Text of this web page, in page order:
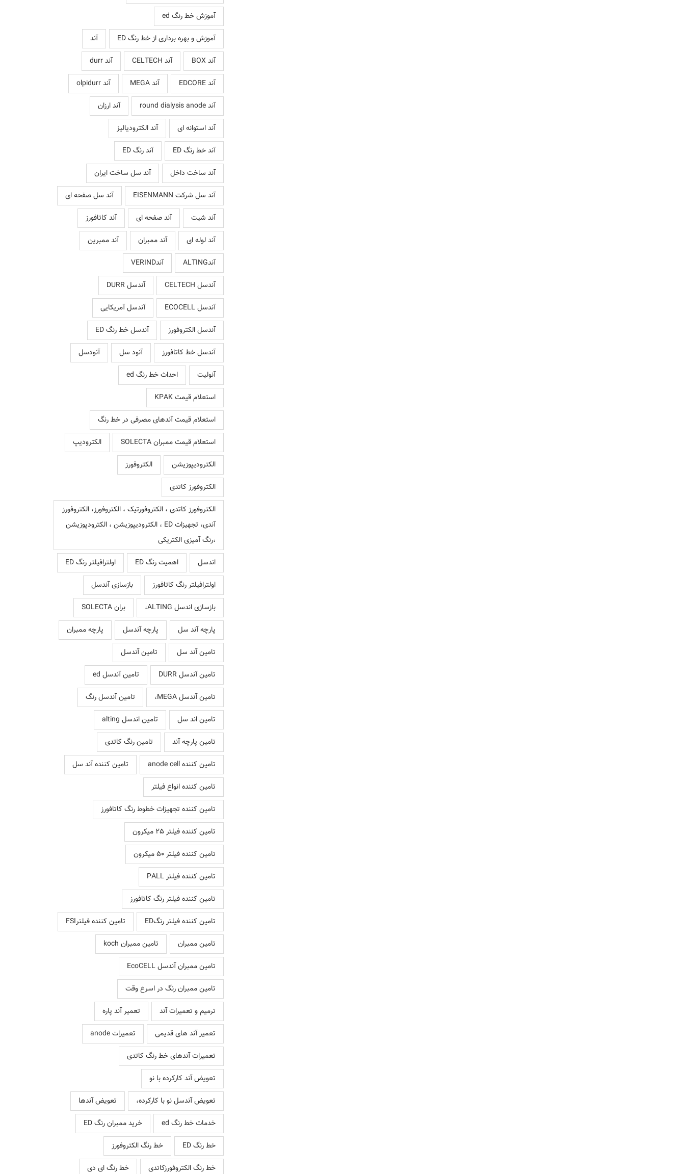
آموزش خط رنگ ed
آموزش و بهره برداری از خط رنگ ED
آند
آند BOX
آند CELTECH
آند durr
آند EDCORE
آند MEGA
آند olpidurr
آند round dialysis anode
آند ارزان
آند استوانه ای
آند الکترودیالیز
آند خط رنگ ED
آند رنگ ED
آند ساخت داخل
آند سل ساخت ایران
آند سل شرکت EISENMANN
آند سل صفحه ای
آند شیت
آند صفحه ای
آند کاتافورز
آند لوله ای
آند ممبران
آند ممبرین
آندALTING
آندVERIND
آندسل CELTECH
آندسل DURR
آندسل ECOCELL
آندسل آمریکایی
آندسل الکتروفورز
آندسل خط رنگ ED
آندسل خط کاتافورز
آنود سل
آنودسل
آنولیت
احداث خط رنگ ed
استعلام قیمت KPAK
استعلام قیمت آندهای مصرفی در خط رنگ
استعلام قیمت ممبران SOLECTA
الکترودیپ
الکترودیپوزیشن
الکتروفورز
الکتروفورز کاتدی
الکتروفورز کاتدی ، الکتروفورتیک ، الکتروفورز، الکتروفورز
آندی، تجهیزات ED ، الکترودیپوزیشن ، الکترودپوزیشن
،رنگ آمیزی الکتریکی
اندسل
اهمیت رنگ ED
اولترافیلتر رنگ ED
اولترافیلتر رنگ کاتافورز
بازسازی آندسل
بازسازی اندسل ALTING،
بران SOLECTA
پارچه آند سل
پارچه آندسل
پارچه ممبران
تامین آند سل
تامین آندسل
تامین آندسل DURR
تامین آندسل ed
تامین آندسل MEGA،
تامین آندسل رنگ
تامین اند سل
تامین اندسل alting
تامین پارچه آند
تامین رنگ کاتدی
تامین کننده anode cell
تامین کننده آند سل
تامین کننده انواع فیلتر
تامین کننده تجهیزات خطوط رنگ کاتافورز
تامین کننده فیلتر 25 میکرون
تامین کننده فیلتر 50 میکرون
تامین کننده فیلتر PALL
تامین کننده فیلتر رنگ کاتافورز
تامین کننده فیلتر رنگED
تامین کننده فیلترFSI
تامین ممبران
تامین ممبران koch
تامین ممبران آندسل EcoCELL
تامین ممبران رنگ در اسرع وقت
ترمیم و تعمیرات آند
تعمیر آند پاره
تعمیر آند های قدیمی
تعمیرات anode
تعمیرات آندهای خط رنگ کاتدی
تعویض آند کارکرده با نو
تعویض آندسل نو با کارکرده،
تعویض آندها
خدمات خط رنگ ed
خرید ممبران رنگ ED
خط رنگ ED
خط رنگ الکتروفورز
خط رنگ الکتروفورزکاتدی
خط رنگ ای دی